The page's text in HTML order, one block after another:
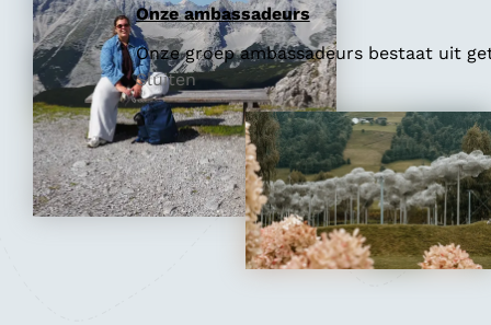
Onze ambassadeurs
Onze groep ambassadeurs bestaat uit
Sluiten